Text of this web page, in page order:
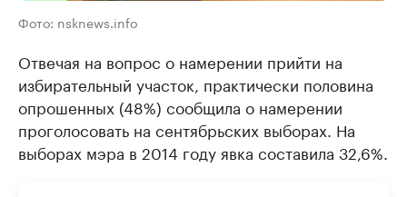
Фото: nsknews.info
Отвечая на вопрос о намерении прийти на
избирательный участок, практически половина
опрошенных (48%) сообщила о намерении
проголосовать на сентябрьских выборах. На
выборах мэра в 2014 году явка составила 32,6%.